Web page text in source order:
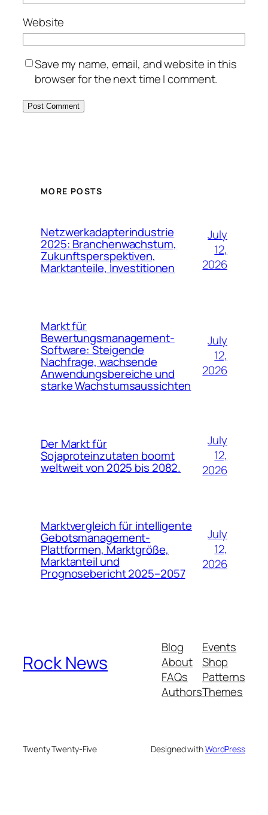
Website
Save my name, email, and website in this
browser for the next time I comment.
MORE POSTS
Netzwerkadapterindustrie
2025: Branchenwachstum,
Zukunftsperspektiven,
Marktanteile, Investitionen
July
12,
2026
Markt für
Bewertungsmanagement-
Software: Steigende
Nachfrage, wachsende
Anwendungsbereiche und
starke Wachstumsaussichten
July
12,
2026
Der Markt für
Sojaproteinzutaten boomt
weltweit von 2025 bis 2082.
July
12,
2026
Marktvergleich für intelligente
Gebotsmanagement-
Plattformen, Marktgröße,
Marktanteil und
Prognosebericht 2025–2057
July
12,
2026
Rock News
Blog
About
FAQs
Authors
Events
Shop
Patterns
Themes
Twenty Twenty-Five Designed withWordPress